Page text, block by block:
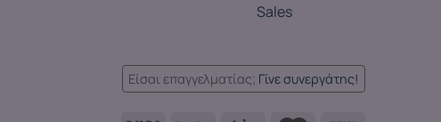
Sales
Είσαι επαγγελματίας; Γίνε συνεργάτης!